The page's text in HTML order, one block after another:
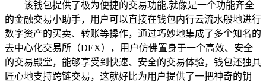
该钱包提供了极为便捷的交易功能,就像是一个功能齐全
的金融交易小助手，用户可以直接在钱包内行云流水般地进行
数字资产的买卖、转账等操作，通过巧妙地集成了多个知名的
去中心化交易所（DEX），用户仿佛置身于一个高效、安全
的交易殿堂，能够享受到快速、安全的交易体验，钱包还独具
匠心地支持跨链交易，这就好比为用户提供了一把神奇的钥